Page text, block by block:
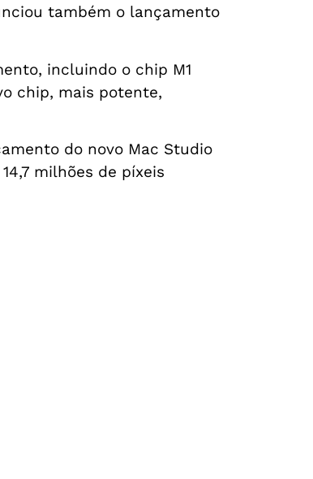
também o lançamento
incluindo o chip M1
chip, mais potente,
do novo Mac Studio
milhões de píxeis